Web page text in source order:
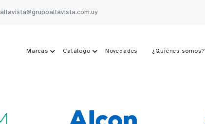
altavista@grupoaltavista.com.uy
Marcas Catálogo Novedades ¿Quiénes somos?